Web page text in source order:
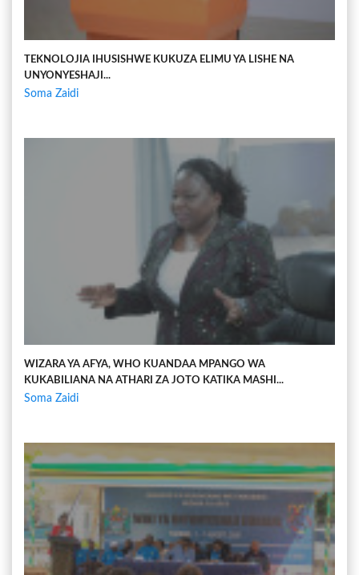
TEKNOLOJIA IHUSISHWE KUKUZA ELIMU YA LISHE NA
UNYONYESHAJI...
Soma Zaidi
WIZARA YA AFYA, WHO KUANDAA MPANGO WA
KUKABILIANA NA ATHARI ZA JOTO KATIKA MASHI...
Soma Zaidi